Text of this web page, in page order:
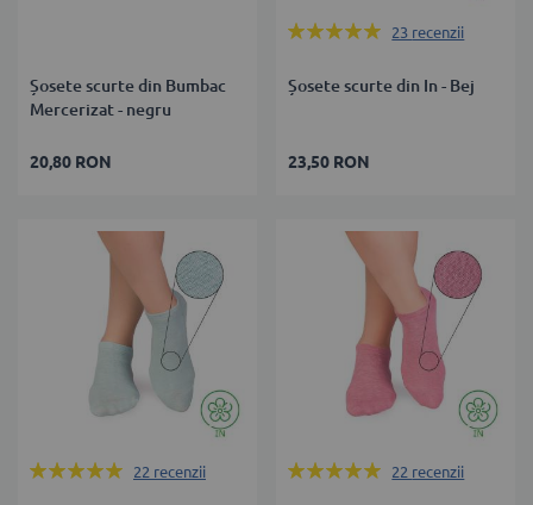
Șosete scurte din Bumbac
Mercerizat - negru
20,80 RON
Rating:
23 recenzii
Șosete scurte din In - Bej
23,50 RON
Rating:
22 recenzii
Rating:
22 recenzii